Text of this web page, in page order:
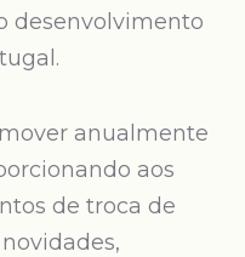
desenvolvimento
anualmente
aos
de troca de